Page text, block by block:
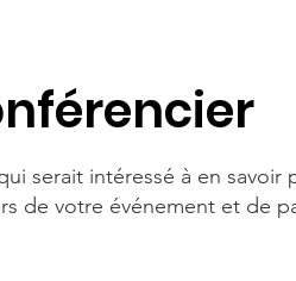
serait intéressé à en
de votre événement et de